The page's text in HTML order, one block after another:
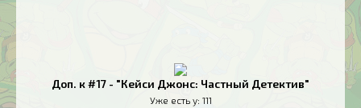
Доп. к #17 - "Кейси Джонс: Частный Детектив"
Уже есть у: 111